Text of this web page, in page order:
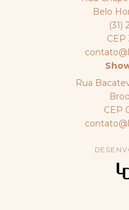
Belo
(31)
CEP
Rua
CEP